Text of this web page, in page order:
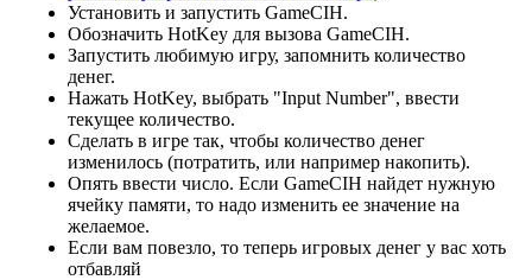
Установить и запустить GameCIH.
Обозначить HotKey для вызова GameCIH.
Запустить любимую игру, запомнить количество
денег.
Нажать HotKey, выбрать "Input Number", ввести
текущее количество.
Сделать в игре так, чтобы количество денег
изменилось (потратить, или например накопить).
Опять ввести число. Если GameCIH найдет нужную
ячейку памяти, то надо изменить ее значение на
желаемое.
Если вам повезло, то теперь игровых денег у вас хоть
отбавляй